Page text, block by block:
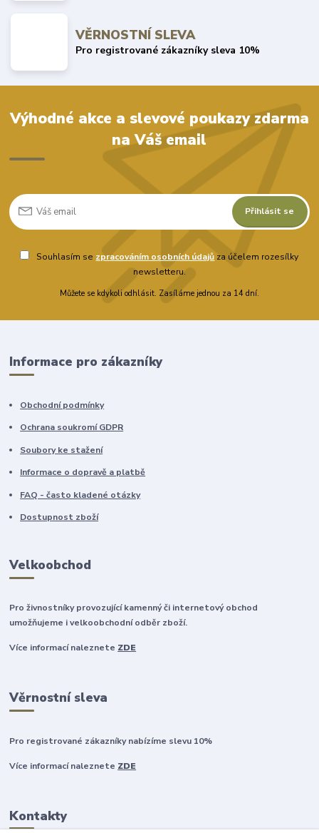
VĚRNOSTNÍ SLEVA
Pro registrované zákazníky sleva 10%
Výhodné akce a slevové poukazy zdarma
na Váš email
Přihlásit se
Souhlasím se zpracováním osobních údajů za účelem rozesílky
newsletteru.
Můžete se kdykoli odhlásit. Zasíláme jednou za 14 dní.
Informace pro zákazníky
Obchodní podmínky
Ochrana soukromí GDPR
Soubory ke stažení
Informace o dopravě a platbě
FAQ - často kladené otázky
Dostupnost zboží
Velkoobchod
Pro živnostníky provozující kamenný či internetový obchod
umožňujeme i velkoobchodní odběr zboží.
Více informací naleznete ZDE
Věrnostní sleva
Pro registrované zákazníky nabízíme slevu 10%
Více informací naleznete ZDE
Kontakty